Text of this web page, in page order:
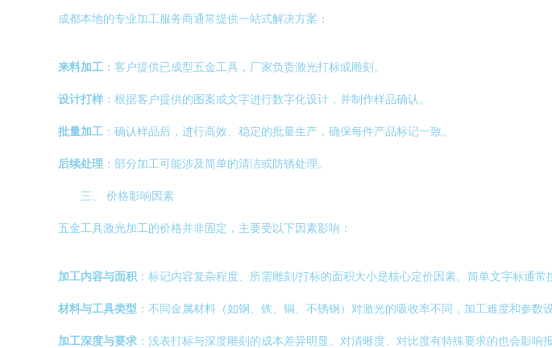
成都本地的专业加工服务商通常提供一站式解决方案：
来料加工 ：客户提供已成型五金工具，厂家负责激光打标或雕刻。
设计打样 ：根据客户提供的图案或文字进行数字化设计，并制作样品确认。
批量加工 ：确认样品后，进行高效、稳定的批量生产，确保每件产品标记一致。
后续处理 ：部分加工可能涉及简单的清洁或防锈处理。
三、 价格影响因素
五金工具激光加工的价格并非固定，主要受以下因素影响：
加工内容与面积 ：标记内容复杂程度、所需雕刻/打标的面积大小是核心定价因素。简单文字标通
材料与工具类型 ：不同金属材料（如钢、铁、铜、不锈钢）对激光的吸收率不同，加工难度和参
加工深度与要求 ：浅表打标与深度雕刻的成本差异明显。对清晰度、对比度有特殊要求的也会影响报